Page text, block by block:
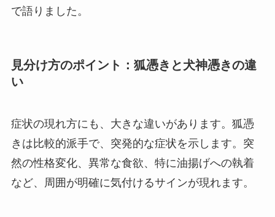
で語りました。
見分け方のポイント：狐憑きと犬神憑きの違
い
症状の現れ方にも、大きな違いがあります。狐憑
きは比較的派手で、突発的な症状を示します。突
然の性格変化、異常な食欲、特に油揚げへの執着
など、周囲が明確に気付けるサインが現れます。